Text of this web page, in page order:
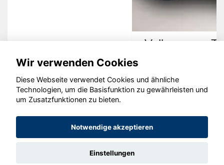
© konjunkturmotor.de GmbH 2020 - 2026
Wir verwenden Cookies
Diese Webseite verwendet Cookies und ähnliche
Technologien, um die Basisfunktion zu gewährleisten und
um Zusatzfunktionen zu bieten.
Notwendige akzeptieren
Einstellungen